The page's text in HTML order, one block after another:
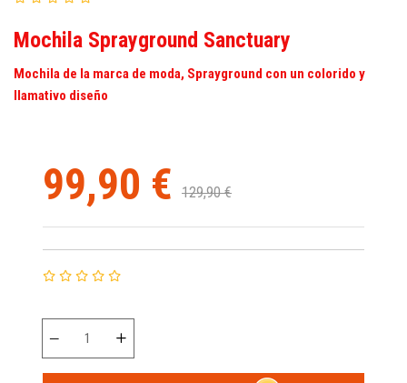
Mochila Sprayground Sanctuary
Mochila de la marca de moda, Sprayground con un colorido y
llamativo diseño
99,90 € 129,90 €